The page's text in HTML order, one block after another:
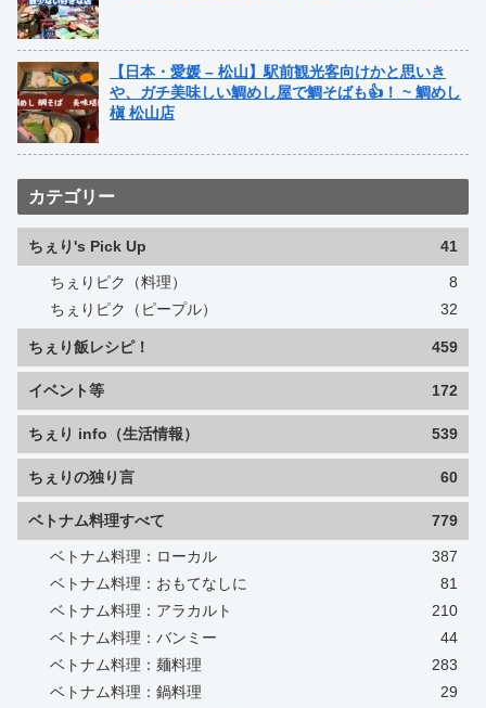
【日本・愛媛 – 松山】駅前観光客向けかと思いき
や、ガチ美味しい鯛めし屋で鯛そばも👍！ ~ 鯛めし
槇 松山店
カテゴリー
ちぇり's Pick Up 41
ちぇりピク（料理）
8
ちぇりピク（ピープル）
32
ちぇり飯レシピ！ 459
イベント等 172
ちぇり info（生活情報） 539
ちぇりの独り言 60
ベトナム料理すべて 779
ベトナム料理：ローカル
387
ベトナム料理：おもてなしに
81
ベトナム料理：アラカルト
210
ベトナム料理：バンミー
44
ベトナム料理：麺料理
283
ベトナム料理：鍋料理
29